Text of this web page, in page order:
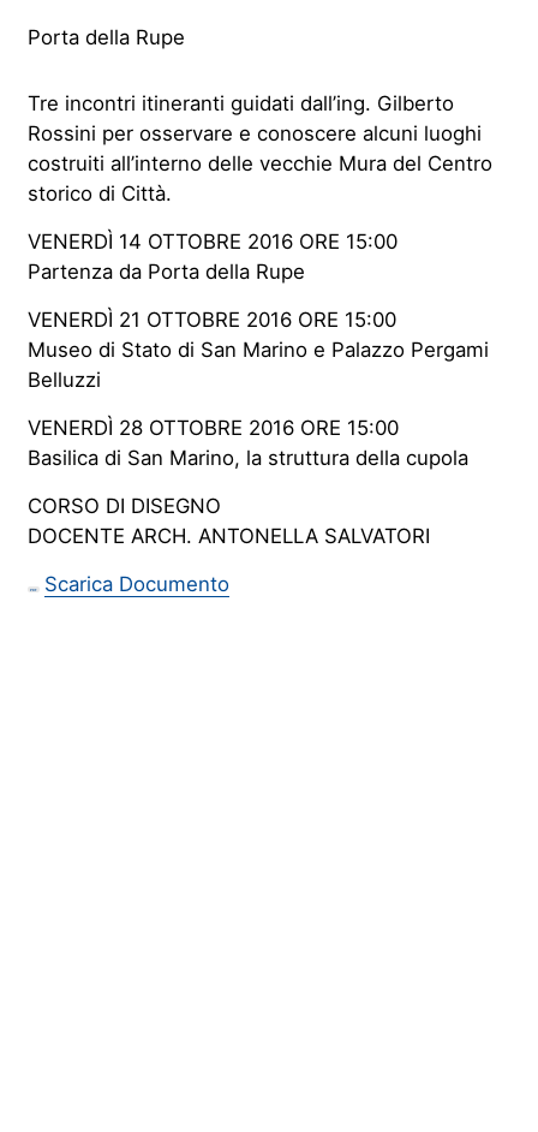
Porta della Rupe
Tre incontri itineranti guidati dall’ing. Gilberto
Rossini per osservare e conoscere alcuni luoghi
costruiti all’interno delle vecchie Mura del Centro
storico di Città.
VENERDÌ 14 OTTOBRE 2016 ORE 15:00
Partenza da Porta della Rupe
VENERDÌ 21 OTTOBRE 2016 ORE 15:00
Museo di Stato di San Marino e Palazzo Pergami
Belluzzi
VENERDÌ 28 OTTOBRE 2016 ORE 15:00
Basilica di San Marino, la struttura della cupola
CORSO DI DISEGNO
DOCENTE ARCH. ANTONELLA SALVATORI
PDF Scarica Documento